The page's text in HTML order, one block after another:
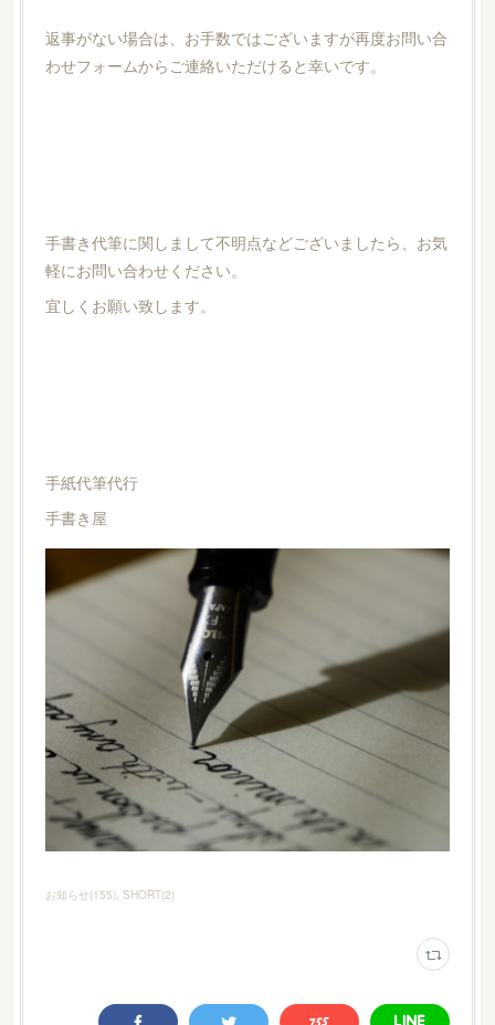
返事がない場合は、お手数ではございますが再度お問い合
わせフォームからご連絡いただけると幸いです。
手書き代筆に関しまして不明点などございましたら、お気
軽にお問い合わせください。
宜しくお願い致します。
手紙代筆代行
手書き屋
お知らせ(155) SHORT(2)